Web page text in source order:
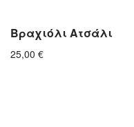
Βραχιόλι Ατσάλι
25,00 €